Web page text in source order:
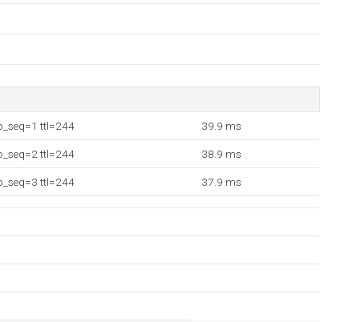
ttl=244 39.9 ms
ttl=244 38.9 ms
ttl=244 37.9 ms